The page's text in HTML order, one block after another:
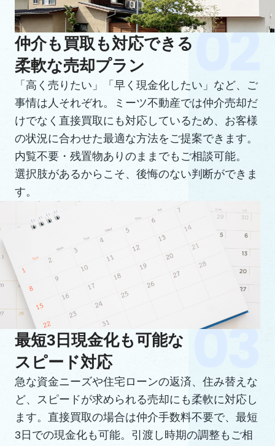
仲介も買取も対応できる
柔軟な売却プラン
「高く売りたい」「早く現金化したい」など、ご
事情は人それぞれ。ミーツ不動産では仲介売却だ
けでなく直接買取にも対応しているため、お客様
の状況に合わせた最適な方法をご提案できます。
内覧不要・残置物ありのままでもご相談可能。
選択肢があるからこそ、後悔のない判断ができま
す。
最短3日現金化も可能な
スピード対応
急な資金ニーズや住宅ローンの返済、住み替えな
ど、スピードが求められる売却にも柔軟に対応し
ます。直接買取の場合は仲介手数料不要で、最短
3日での現金化も可能。引渡し時期の調整もご相